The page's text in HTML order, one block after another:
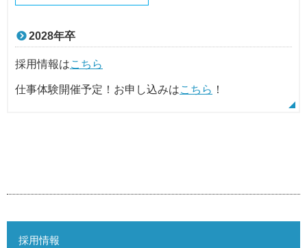
2028年卒
採用情報はこちら
仕事体験開催予定！お申し込みはこちら ！
採用情報